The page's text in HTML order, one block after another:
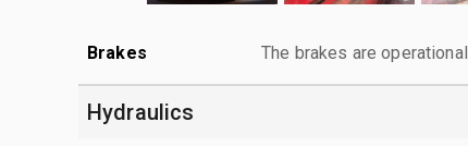
Brakes The brakes are operational.
Hydraulics